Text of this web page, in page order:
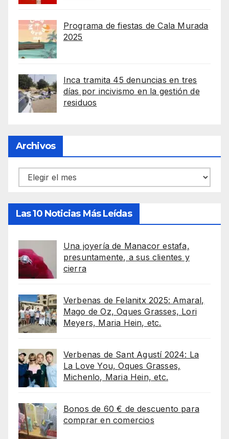
Programa de fiestas de Cala Murada
2025
Inca tramita 45 denuncias en tres
días por incivismo en la gestión de
residuos
Archivos
Archivos
Las 10 Noticias Más Leídas
Una joyería de Manacor estafa,
presuntamente, a sus clientes y
cierra
Verbenas de Felanitx 2025: Amaral,
Mago de Oz, Oques Grasses, Lori
Meyers, Maria Hein, etc.
Verbenas de Sant Agustí 2024: La
La Love You, Oques Grasses,
Michenlo, Maria Hein, etc.
Bonos de 60 € de descuento para
comprar en comercios